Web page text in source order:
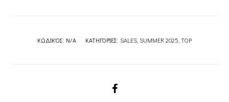
ΚΩΔΙΚΌΣ: N/A ΚΑΤΗΓΟΡΊΕΣ: SALES SUMMER 2025 TOP
SHARE